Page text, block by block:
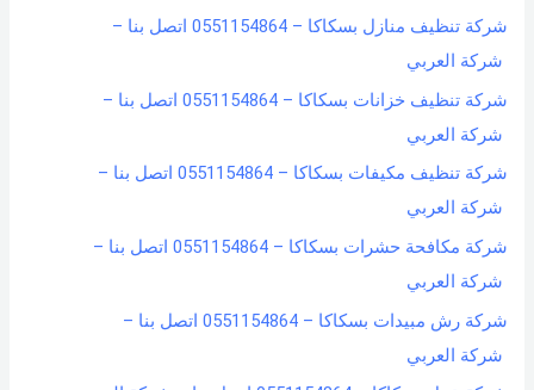
شركة تنظيف منازل بسكاكا – 0551154864 اتصل بنا –
شركة العربي
شركة تنظيف خزانات بسكاكا – 0551154864 اتصل بنا –
شركة العربي
شركة تنظيف مكيفات بسكاكا – 0551154864 اتصل بنا –
شركة العربي
شركة مكافحة حشرات بسكاكا – 0551154864 اتصل بنا –
شركة العربي
شركة رش مبيدات بسكاكا – 0551154864 اتصل بنا –
شركة العربي